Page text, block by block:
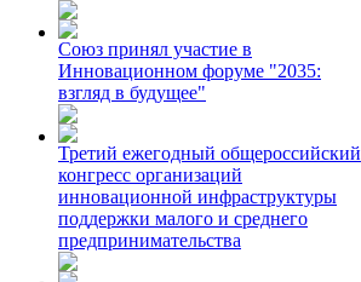
Союз принял участие в
Инновационном форуме "2035:
взгляд в будущее"
Третий ежегодный общероссийский
конгресс организаций
инновационной инфраструктуры
поддержки малого и среднего
предпринимательства